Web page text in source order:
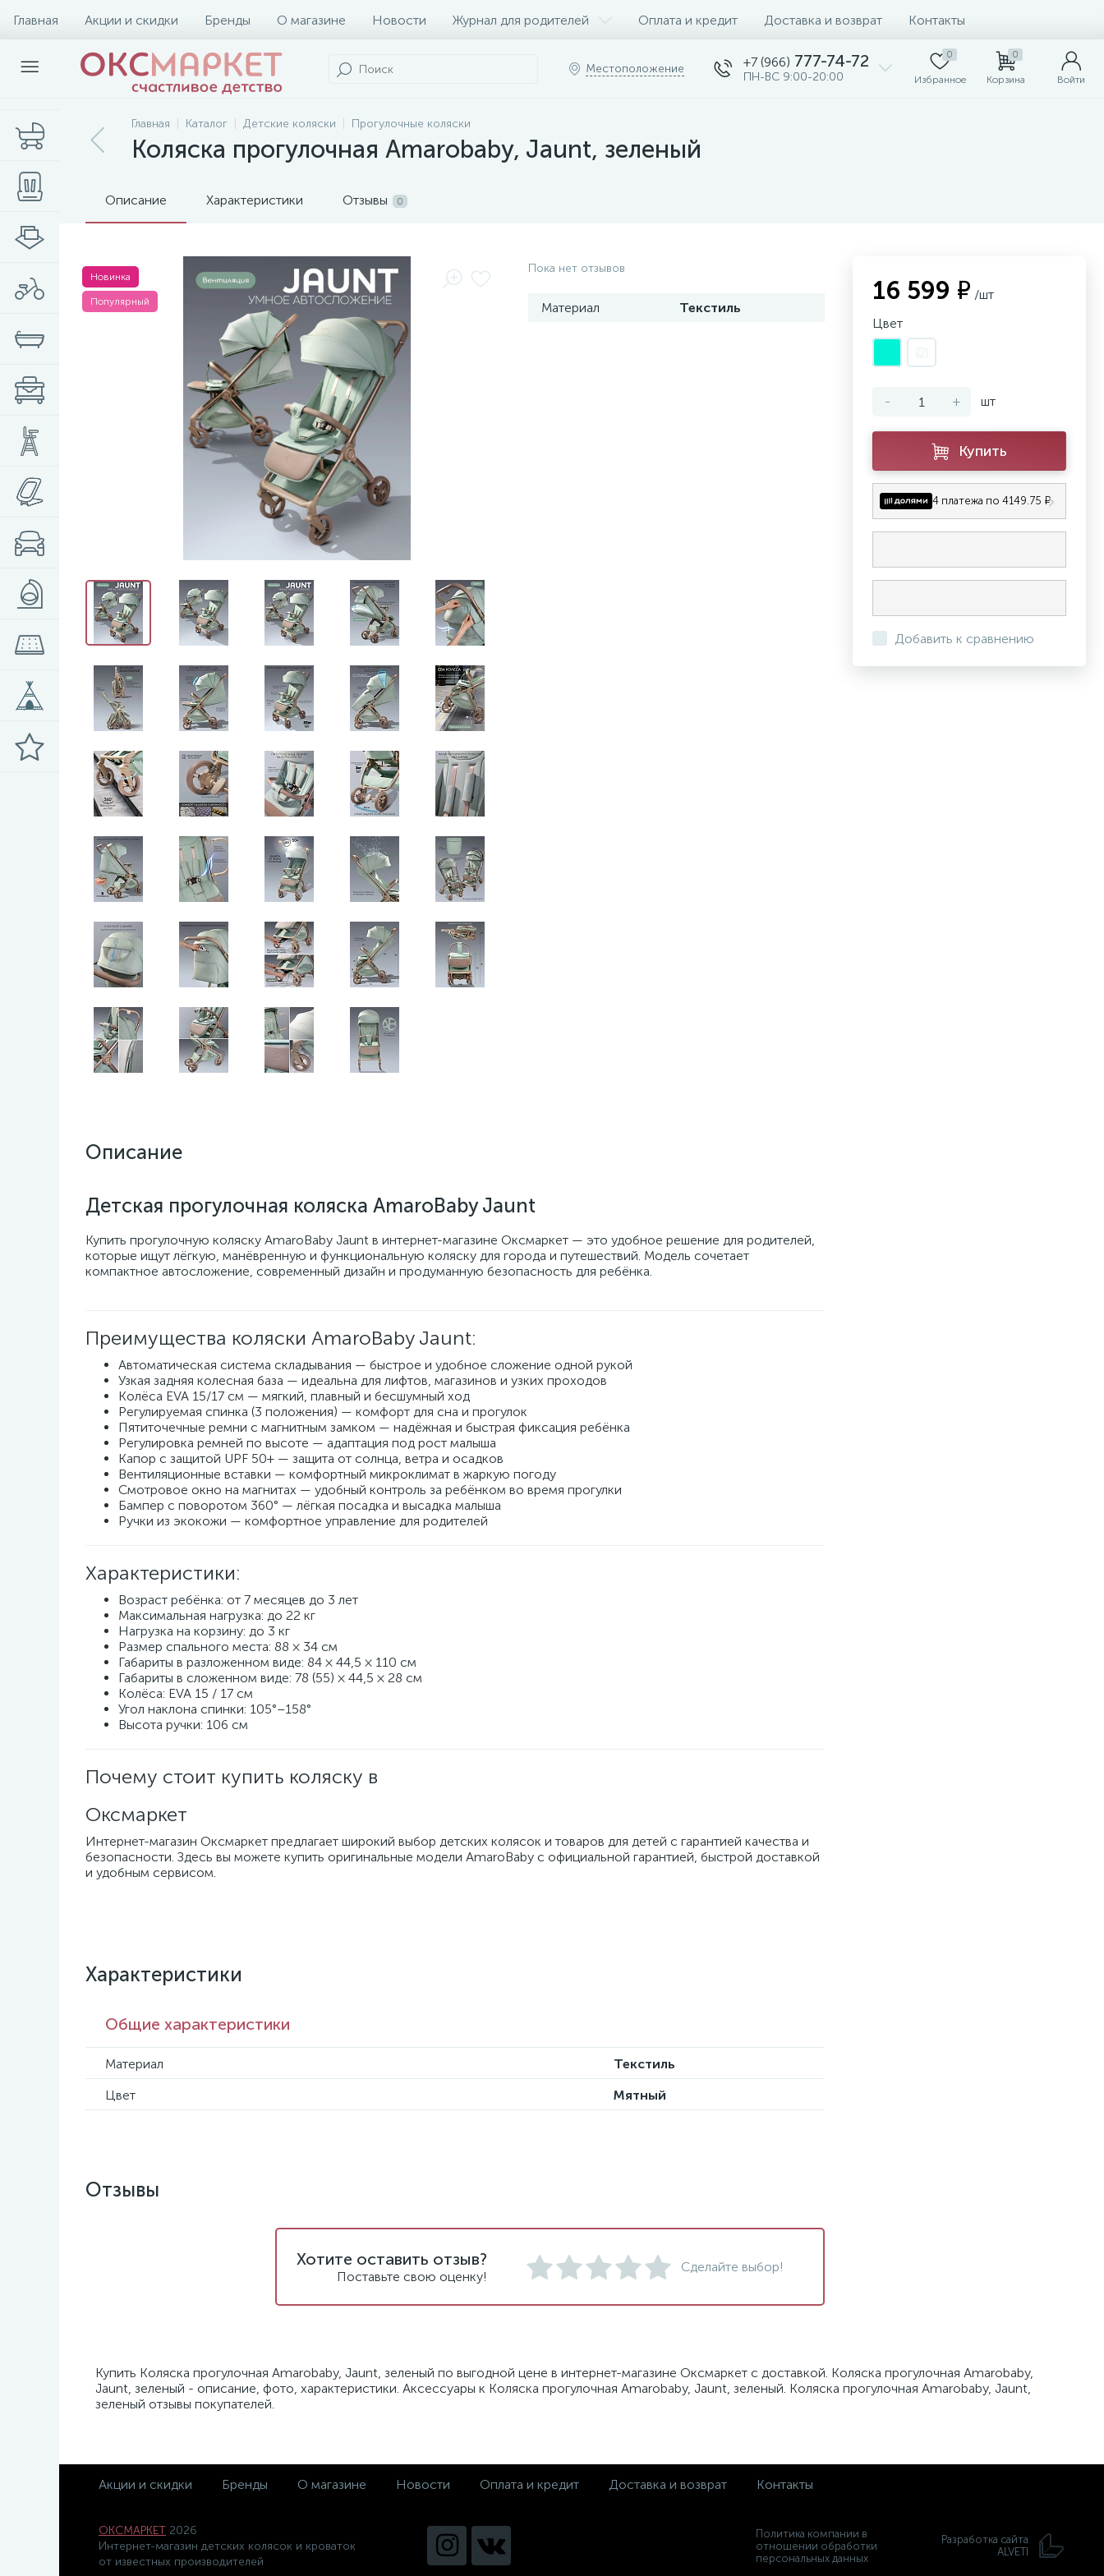
Главная Акции и скидки Бренды О магазине Новости Журнал для родителей Оплата и кредит Доставка и возврат Контакты
Местоположение +7 (966) 777-74-72
ПН-ВС 9:00-20:00
0
Избранное
0
Корзина Войти
Главная Каталог Детские коляски Прогулочные коляски
Коляска прогулочная Amarobaby, Jaunt, зеленый
Описание Характеристики Отзывы 0
Новинка
Популярный
Пока нет отзывов
Материал Текстиль
Описание
Детская прогулочная коляска AmaroBaby Jaunt
Купить прогулочную коляску AmaroBaby Jaunt в интернет-магазине Оксмаркет — это удобное решение для родителей,
которые ищут лёгкую, манёвренную и функциональную коляску для города и путешествий. Модель сочетает
компактное автосложение, современный дизайн и продуманную безопасность для ребёнка.
Преимущества коляски AmaroBaby Jaunt:
Автоматическая система складывания — быстрое и удобное сложение одной рукой
Узкая задняя колесная база — идеальна для лифтов, магазинов и узких проходов
Колёса EVA 15/17 см — мягкий, плавный и бесшумный ход
Регулируемая спинка (3 положения) — комфорт для сна и прогулок
Пятиточечные ремни с магнитным замком — надёжная и быстрая фиксация ребёнка
Регулировка ремней по высоте — адаптация под рост малыша
Капор с защитой UPF 50+ — защита от солнца, ветра и осадков
Вентиляционные вставки — комфортный микроклимат в жаркую погоду
Смотровое окно на магнитах — удобный контроль за ребёнком во время прогулки
Бампер с поворотом 360° — лёгкая посадка и высадка малыша
Ручки из экокожи — комфортное управление для родителей
Характеристики:
Возраст ребёнка: от 7 месяцев до 3 лет
Максимальная нагрузка: до 22 кг
Нагрузка на корзину: до 3 кг
Размер спального места: 88 × 34 см
Габариты в разложенном виде: 84 × 44,5 × 110 см
Габариты в сложенном виде: 78 (55) × 44,5 × 28 см
Колёса: EVA 15 / 17 см
Угол наклона спинки: 105°–158°
Высота ручки: 106 см
Почему стоит купить коляску в
Оксмаркет
Интернет-магазин Оксмаркет предлагает широкий выбор детских колясок и товаров для детей с гарантией качества и
безопасности. Здесь вы можете купить оригинальные модели AmaroBaby с официальной гарантией, быстрой доставкой
и удобным сервисом.
Характеристики
Общие характеристики
Материал
Текстиль
Цвет
Мятный
16 599 ₽ /шт
Цвет
- + шт
Купить
4 платежа по 4149.75 ₽
Добавить к сравнению
Отзывы
Хотите оставить отзыв?
Поставьте свою оценку!
Сделайте выбор!
Купить Коляска прогулочная Amarobaby, Jaunt, зеленый по выгодной цене в интернет-магазине Оксмаркет с доставкой. Коляска прогулочная Amarobaby,
Jaunt, зеленый - описание, фото, характеристики. Аксессуары к Коляска прогулочная Amarobaby, Jaunt, зеленый. Коляска прогулочная Amarobaby, Jaunt,
зеленый отзывы покупателей.
Акции и скидки Бренды О магазине Новости Оплата и кредит Доставка и возврат Контакты
ОКСМАРКЕТ 2026
Интернет-магазин детских колясок и кроваток
от известных производителей
Политика компании в
отношении обработки
персональных данных
Разработка сайта
ALVETI